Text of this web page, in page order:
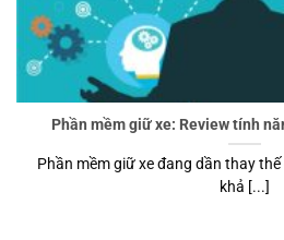
Phần mềm giữ xe: Review tính
Phần mềm giữ xe đang dần thay
khả [...]